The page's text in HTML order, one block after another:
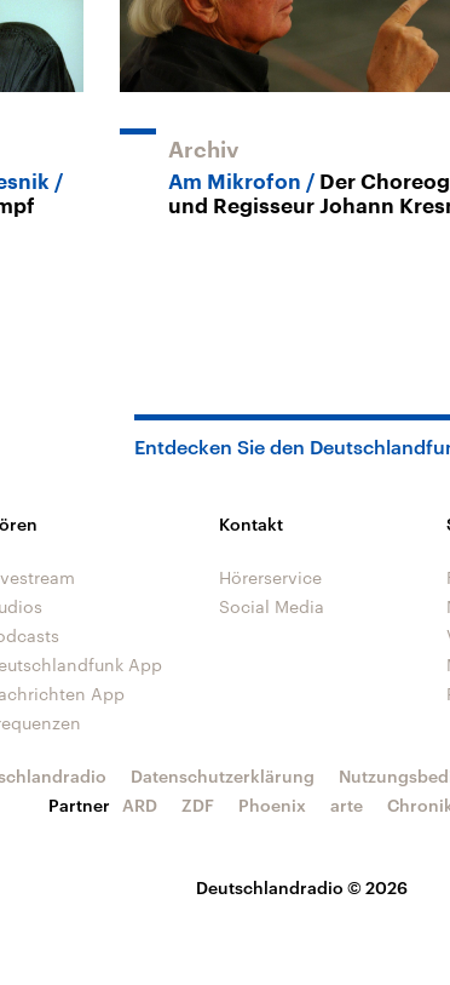
Archiv
Am Mikrofon
Der
und Regisseur Johann
Entdecken Sie den
App
App
Kontakt
Hörerservice
Social Media
Deutschlandradio © 2026
Datenschutzerklärung
Partner
ARD ZDF Phoenix arte